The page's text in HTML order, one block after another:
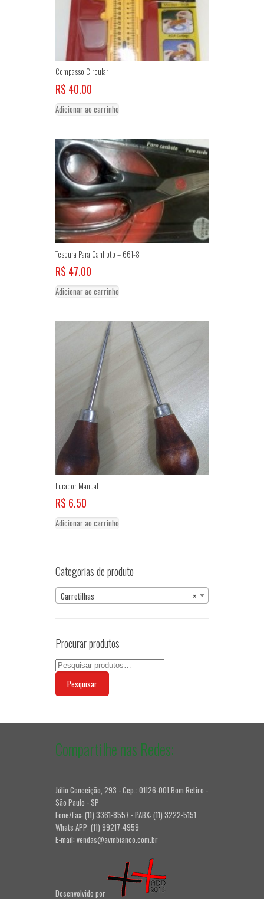
Compasso Circular
R$ 40.00
Adicionar ao carrinho
Tesoura Para Canhoto – 661-8
R$ 47.00
Adicionar ao carrinho
Furador Manual
R$ 6.50
Adicionar ao carrinho
Categorias de produto
×
Carretilhas
Procurar produtos
Pesquisar
Compartilhe nas Redes:
Júlio Conceição, 293 - Cep.: 01126-001 Bom Retiro -
São Paulo - SP
Fone/Fax: (11) 3361-8557 - PABX: (11) 3222-5151
Whats APP: (11) 99217-4959
E-mail: vendas@avmbianco.com.br
Desenvolvido por